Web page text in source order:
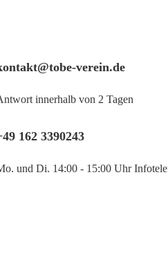
verein.de
innerhalb von 2 Tagen
162 3390243
und Di. 14:00 - 15:00 Uhr